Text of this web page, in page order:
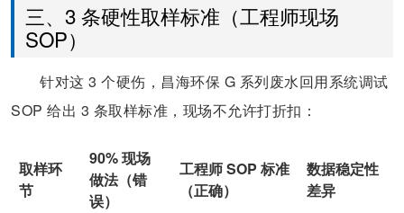
三、3 条硬性取样标准（工程师现场
SOP）
针对这 3 个硬伤，昌海环保 G 系列废水回用系统调试
SOP 给出 3 条取样标准，现场不允许打折扣：
取样环
节
90% 现场
做法（错
误）
工程师 SOP 标准
（正确）
数据稳定性
差异